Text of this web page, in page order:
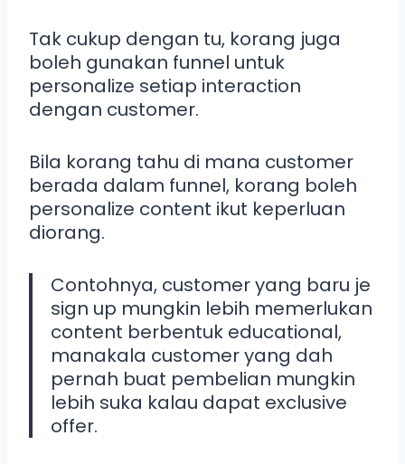
Tak cukup dengan tu, korang juga
boleh gunakan funnel untuk
personalize setiap interaction
dengan customer.
Bila korang tahu di mana customer
berada dalam funnel, korang boleh
personalize content ikut keperluan
diorang.
Contohnya, customer yang baru je
sign up mungkin lebih memerlukan
content berbentuk educational,
manakala customer yang dah
pernah buat pembelian mungkin
lebih suka kalau dapat exclusive
offer.